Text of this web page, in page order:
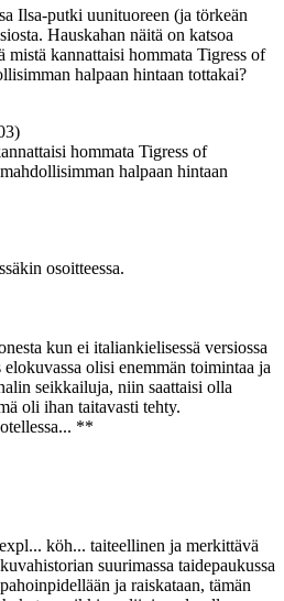
Ilsa-putki uunituoreen (ja törkeän
Hauskahan näitä on katsoa
kannattaisi hommata Tigress of
halpaan hintaan tottakai?
hommata Tigress of
halpaan hintaan
osoitteessa.
kun ei italiankielisessä versiossa
olisi enemmän toimintaa ja
seikkailuja, niin saattaisi olla
oli ihan taitavasti tehty.
**
köh... taiteellinen ja merkittävä
suurimassa taidepaukussa
ja raiskataan, tämän